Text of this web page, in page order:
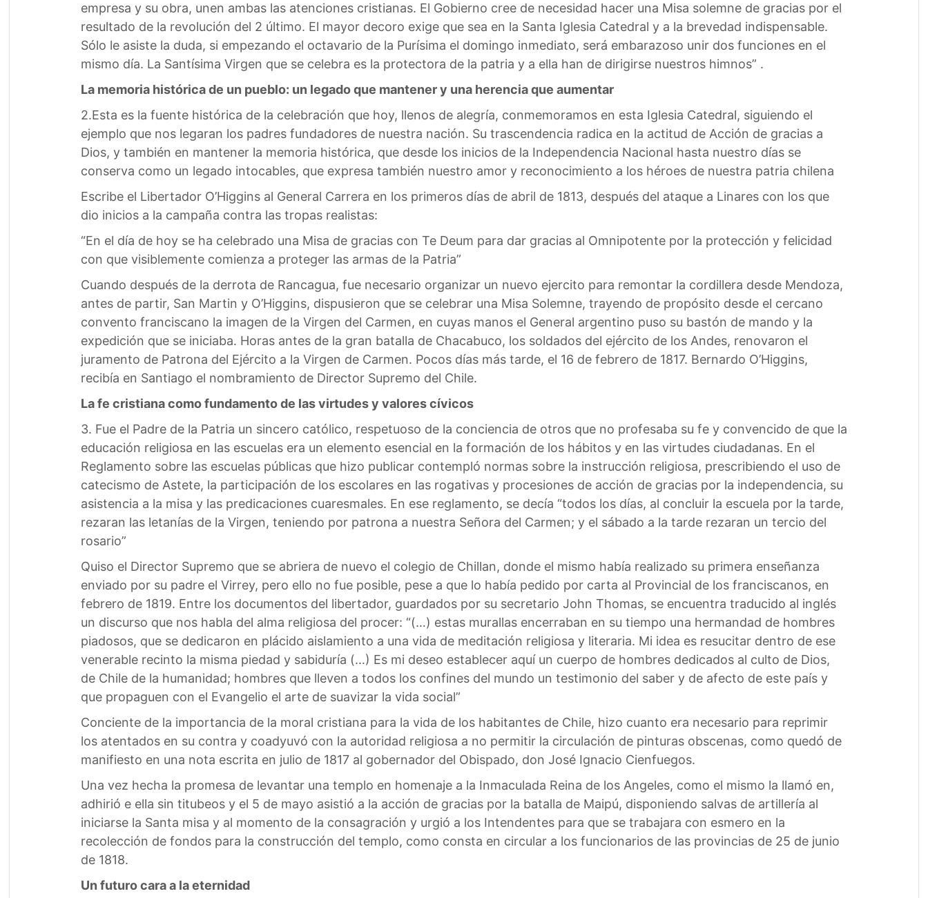
empresa y su obra, unen ambas las atenciones cristianas. El Gobierno cree de necesidad hacer una Misa solemne de gracias por el
resultado de la revolución del 2 último. El mayor decoro exige que sea en la Santa Iglesia Catedral y a la brevedad indispensable.
Sólo le asiste la duda, si empezando el octavario de la Purísima el domingo inmediato, será embarazoso unir dos funciones en el
mismo día. La Santísima Virgen que se celebra es la protectora de la patria y a ella han de dirigirse nuestros himnos” .
La memoria histórica de un pueblo: un legado que mantener y una herencia que aumentar
2.Esta es la fuente histórica de la celebración que hoy, llenos de alegría, conmemoramos en esta Iglesia Catedral, siguiendo el
ejemplo que nos legaran los padres fundadores de nuestra nación. Su trascendencia radica en la actitud de Acción de gracias a
Dios, y también en mantener la memoria histórica, que desde los inicios de la Independencia Nacional hasta nuestro días se
conserva como un legado intocables, que expresa también nuestro amor y reconocimiento a los héroes de nuestra patria chilena
Escribe el Libertador O’Higgins al General Carrera en los primeros días de abril de 1813, después del ataque a Linares con los que
dio inicios a la campaña contra las tropas realistas:
“En el día de hoy se ha celebrado una Misa de gracias con Te Deum para dar gracias al Omnipotente por la protección y felicidad
con que visiblemente comienza a proteger las armas de la Patria”
Cuando después de la derrota de Rancagua, fue necesario organizar un nuevo ejercito para remontar la cordillera desde Mendoza,
antes de partir, San Martin y O’Higgins, dispusieron que se celebrar una Misa Solemne, trayendo de propósito desde el cercano
convento franciscano la imagen de la Virgen del Carmen, en cuyas manos el General argentino puso su bastón de mando y la
expedición que se iniciaba. Horas antes de la gran batalla de Chacabuco, los soldados del ejército de los Andes, renovaron el
juramento de Patrona del Ejército a la Virgen de Carmen. Pocos días más tarde, el 16 de febrero de 1817. Bernardo O’Higgins,
recibía en Santiago el nombramiento de Director Supremo del Chile.
La fe cristiana como fundamento de las virtudes y valores cívicos
3. Fue el Padre de la Patria un sincero católico, respetuoso de la conciencia de otros que no profesaba su fe y convencido de que la
educación religiosa en las escuelas era un elemento esencial en la formación de los hábitos y en las virtudes ciudadanas. En el
Reglamento sobre las escuelas públicas que hizo publicar contempló normas sobre la instrucción religiosa, prescribiendo el uso de
catecismo de Astete, la participación de los escolares en las rogativas y procesiones de acción de gracias por la independencia, su
asistencia a la misa y las predicaciones cuaresmales. En ese reglamento, se decía “todos los días, al concluir la escuela por la tarde,
rezaran las letanías de la Virgen, teniendo por patrona a nuestra Señora del Carmen; y el sábado a la tarde rezaran un tercio del
rosario”
Quiso el Director Supremo que se abriera de nuevo el colegio de Chillan, donde el mismo había realizado su primera enseñanza
enviado por su padre el Virrey, pero ello no fue posible, pese a que lo había pedido por carta al Provincial de los franciscanos, en
febrero de 1819. Entre los documentos del libertador, guardados por su secretario John Thomas, se encuentra traducido al inglés
un discurso que nos habla del alma religiosa del procer: “(…) estas murallas encerraban en su tiempo una hermandad de hombres
piadosos, que se dedicaron en plácido aislamiento a una vida de meditación religiosa y literaria. Mi idea es resucitar dentro de ese
venerable recinto la misma piedad y sabiduría (…) Es mi deseo establecer aquí un cuerpo de hombres dedicados al culto de Dios,
de Chile de la humanidad; hombres que lleven a todos los confines del mundo un testimonio del saber y de afecto de este país y
que propaguen con el Evangelio el arte de suavizar la vida social”
Conciente de la importancia de la moral cristiana para la vida de los habitantes de Chile, hizo cuanto era necesario para reprimir
los atentados en su contra y coadyuvó con la autoridad religiosa a no permitir la circulación de pinturas obscenas, como quedó de
manifiesto en una nota escrita en julio de 1817 al gobernador del Obispado, don José Ignacio Cienfuegos.
Una vez hecha la promesa de levantar una templo en homenaje a la Inmaculada Reina de los Angeles, como el mismo la llamó en,
adhirió e ella sin titubeos y el 5 de mayo asistió a la acción de gracias por la batalla de Maipú, disponiendo salvas de artillería al
iniciarse la Santa misa y al momento de la consagración y urgió a los Intendentes para que se trabajara con esmero en la
recolección de fondos para la construcción del templo, como consta en circular a los funcionarios de las provincias de 25 de junio
de 1818.
Un futuro cara a la eternidad